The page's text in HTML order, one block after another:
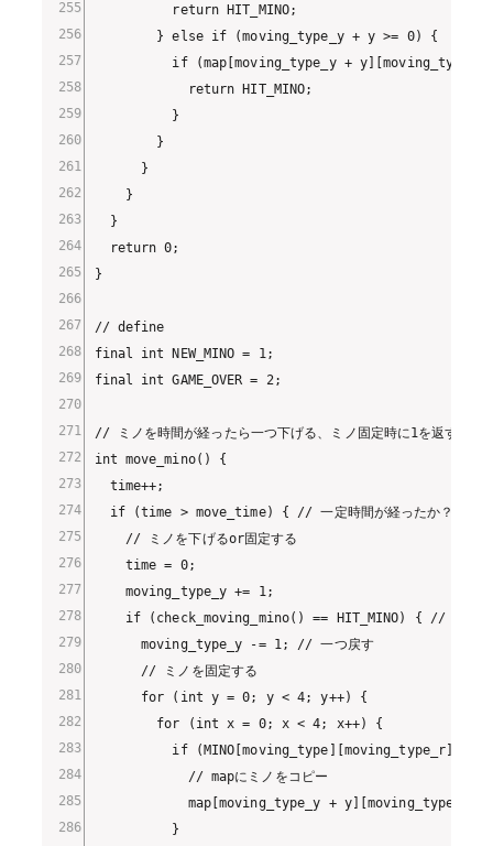
          return HIT_MINO;
        } else if (moving_type_y + y >= 0) {
if (map[moving_type_y + y][moving_type_x
            return HIT_MINO;
          }
        }
      }
    }
  }
  return 0;
}
// define
final int NEW_MINO = 1;
final int GAME_OVER = 2;
// ミノを時間が経ったら一つ下げる、ミノ固定時に1を返す
int move_mino() {
  time++;
  if (time > move_time) { // 一定時間が経ったか？
    // ミノを下げるor固定する
    time = 0;
    moving_type_y += 1;
if (check_moving_mino() == HIT_MINO) { // 下が当
      moving_type_y -= 1; // 一つ戻す
      // ミノを固定する
      for (int y = 0; y < 4; y++) {
        for (int x = 0; x < 4; x++) {
if
            // mapにミノをコピー
map[moving_type_y + y][moving_type_x
          }